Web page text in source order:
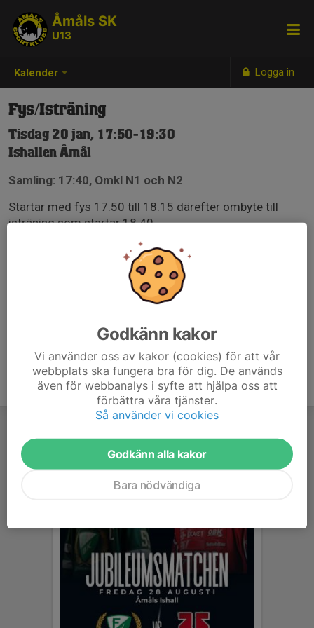
Kalender Logga in
Åmåls SK
U13
Fys/Isträning
Tisdag 20 jan, 17:50-19:30
Ishallen Åmål
Samling: 17:40, Omkl N1 och N2
Startar med fys 17.50 till 18.15 därefter ombyte till
isträning som startar 18.40
Godkänn kakor
Vi använder oss av kakor (cookies) för att vår
webbplats ska fungera bra för dig. De används
även för webbanalys i syfte att hjälpa oss att
förbättra våra tjänster.
Så använder vi cookies
Godkänn alla kakor
Bara nödvändiga